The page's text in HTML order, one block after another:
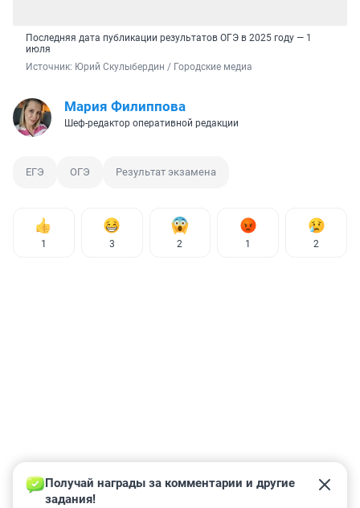
Последняя дата публикации результатов ОГЭ в 2025 году — 1
июля
Источник: Юрий Скулыбердин / Городские медиа
Мария Филиппова
Шеф-редактор оперативной редакции
ЕГЭ ОГЭ Результат экзамена
1 3 2 1 2
Получай награды за комментарии и другие
задания!